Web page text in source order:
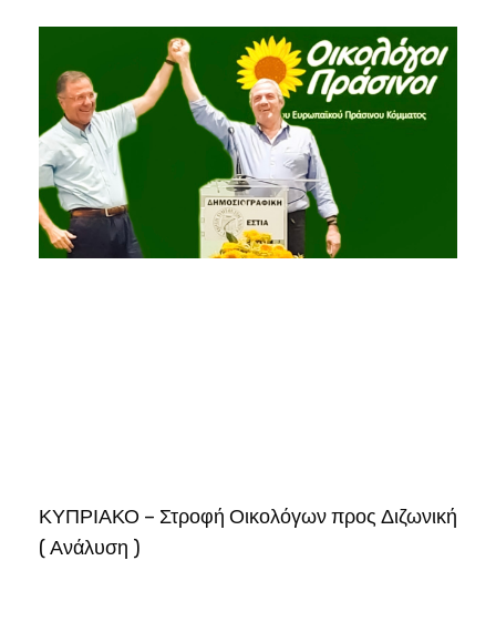
ΚΥΠΡΙΑΚΟ – Στροφή Οικολόγων προς Διζωνική
( Ανάλυση )